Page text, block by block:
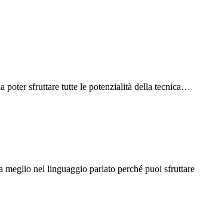
poter sfruttare tutte le potenzialità della tecnica…
meglio nel linguaggio parlato perché puoi sfruttare